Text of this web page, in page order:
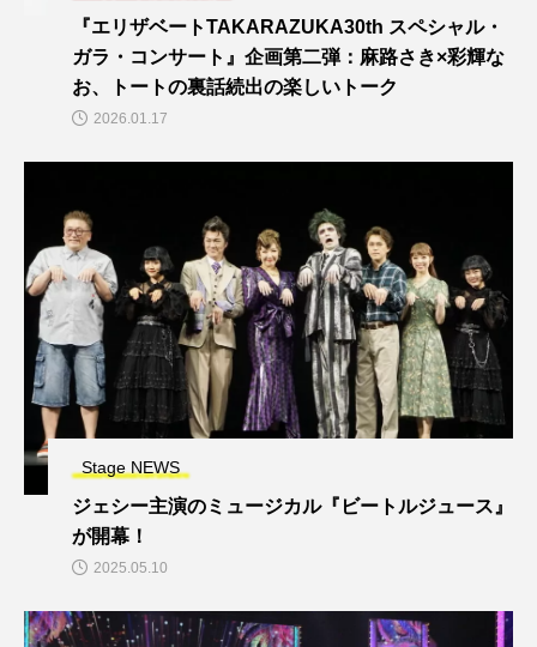
『エリザベートTAKARAZUKA30th スペシャル・
ガラ・コンサート』企画第二弾：麻路さき×彩輝な
お、トートの裏話続出の楽しいトーク
2026.01.17
Stage NEWS
ジェシー主演のミュージカル『ビートルジュース』
が開幕！
2025.05.10